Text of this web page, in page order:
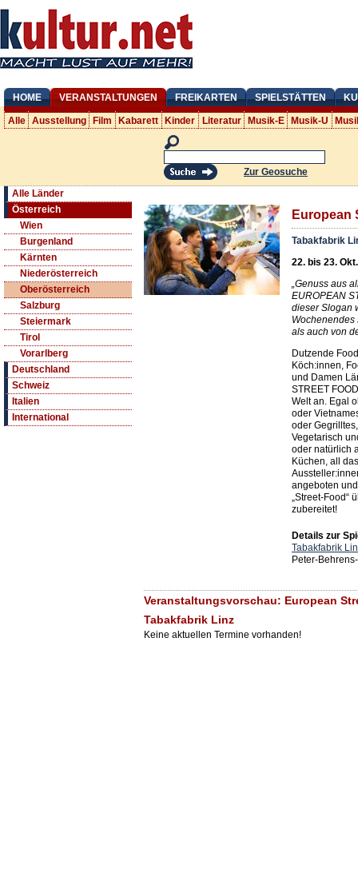
HOME VERANSTALTUNGEN FREIKARTEN SPIELSTÄTTEN
Alle Ausstellung Film Kabarett Kinder Literatur Musik-E Musik-U
Zur Geosuche
Alle Länder
Österreich
Wien
Burgenland
Kärnten
Niederösterreich
Oberösterreich
Salzburg
Steiermark
Tirol
Vorarlberg
Deutschland
Schweiz
Italien
International
European
Tabakfabrik
22. bis 23.
„Genuss aus
EUROPEAN
dieser Slogan
als auch von
Dutzende
Köch:innen,
und Damen
STREET
Welt an. Egal
oder
oder
Vegetarisch
oder natürlich
Küchen, all
angeboten
„Street-Food“
zubereitet!
Details zur
Tabakfabrik
Peter-
Veranstaltungsvorschau: European
Tabakfabrik Linz
Keine aktuellen Termine vorhanden!